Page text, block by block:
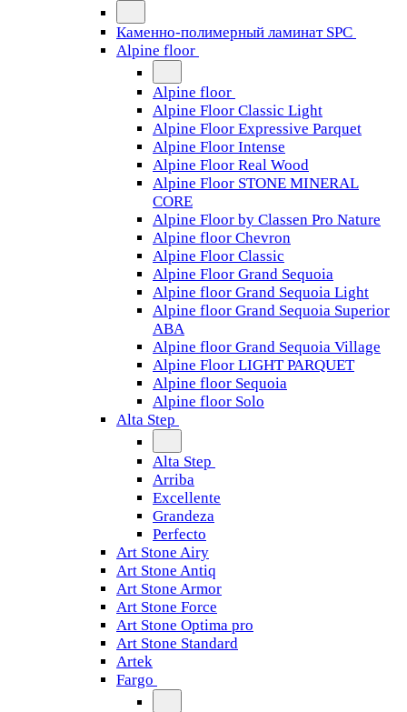
Каменно-полимерный ламинат SPC
Alpine floor
Alpine floor
Alpine Floor Classic Light
Alpine Floor Expressive Parquet
Alpine Floor Intense
Alpine Floor Real Wood
Alpine Floor STONE MINERAL
CORE
Alpine Floor by Classen Pro Nature
Alpine floor Chevron
Alpine Floor Classic
Alpine Floor Grand Sequoia
Alpine floor Grand Sequoia Light
Alpine floor Grand Sequoia Superior
ABA
Alpine floor Grand Sequoia Village
Alpine Floor LIGHT PARQUET
Alpine floor Sequoia
Alpine floor Solo
Alta Step
Alta Step
Arriba
Excellente
Grandeza
Perfecto
Art Stone Airy
Art Stone Antiq
Art Stone Armor
Art Stone Force
Art Stone Optima pro
Art Stone Standard
Artek
Fargo